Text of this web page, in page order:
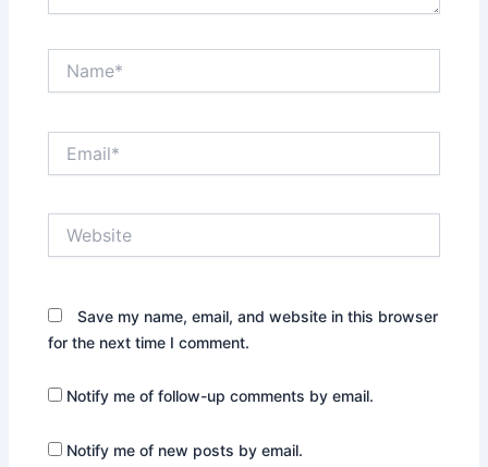
Save my name, email, and website in this browser
for the next time I comment.
Notify me of follow-up comments by email.
Notify me of new posts by email.